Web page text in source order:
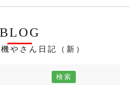
BLOG
やさん日記（新）
検索